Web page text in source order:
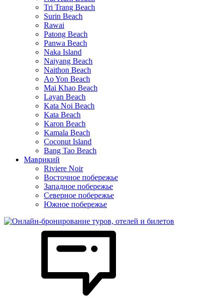
Tri Trang Beach
Surin Beach
Rawai
Patong Beach
Panwa Beach
Naka Island
Naiyang Beach
Naithon Beach
Ao Yon Beach
Mai Khao Beach
Layan Beach
Kata Noi Beach
Kata Beach
Karon Beach
Kamala Beach
Coconut Island
Bang Tao Beach
Маврикий
Riviere Noir
Восточное побережье
Западное побережье
Северное побережье
Южное побережье